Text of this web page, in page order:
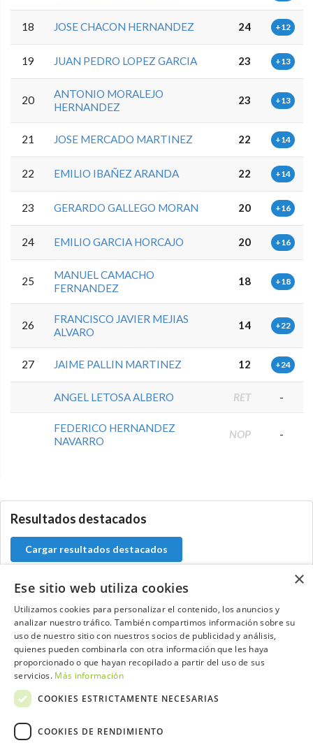
18 JOSE CHACON HERNANDEZ 24 +12
19 JUAN PEDRO LOPEZ GARCIA 23 +13
20
ANTONIO MORALEJO
HERNANDEZ
23 +13
21 JOSE MERCADO MARTINEZ 22 +14
22 EMILIO IBAÑEZ ARANDA 22 +14
23 GERARDO GALLEGO MORAN 20 +16
24 EMILIO GARCIA HORCAJO 20 +16
25
MANUEL CAMACHO
FERNANDEZ
18 +18
26
FRANCISCO JAVIER MEJIAS
ALVARO
14 +22
27 JAIME PALLIN MARTINEZ 12 +24
ANGEL LETOSA ALBERO RET -
FEDERICO HERNANDEZ
NAVARRO
NOP -
Resultados destacados
Cargar resultados destacados
Contacta con el equipo de NextCaddy
Opina Contacta
Trabaja con nosotros
×
Ese sitio web utiliza cookies
Utilizamos cookies para personalizar el contenido, los anuncios y
analizar nuestro tráfico. También compartimos información sobre su
uso de nuestro sitio con nuestros socios de publicidad y análisis,
quienes pueden combinarla con otra información que les haya
proporcionado o que hayan recopilado a partir del uso de sus
servicios. Más información
COOKIES ESTRICTAMENTE NECESARIAS
COOKIES DE RENDIMIENTO